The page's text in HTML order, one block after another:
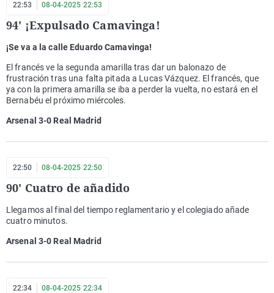
22:53 08-04-2025 22:53
94' ¡Expulsado Camavinga!
¡Se va a la calle Eduardo Camavinga!
El francés ve la segunda amarilla tras dar un balonazo de
frustración tras una falta pitada a Lucas Vázquez. El francés, que
ya con la primera amarilla se iba a perder la vuelta, no estará en el
Bernabéu el próximo miércoles.
Arsenal 3-0 Real Madrid
22:50 08-04-2025 22:50
90' Cuatro de añadido
Llegamos al final del tiempo reglamentario y el colegiado añade
cuatro minutos.
Arsenal 3-0 Real Madrid
22:34 08-04-2025 22:34